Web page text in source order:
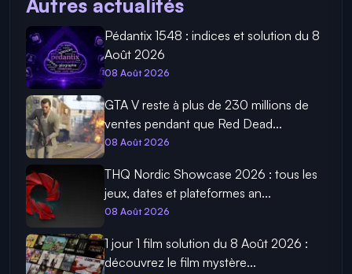
Autres actualités
Pédantix 1548 : indices et solution du 8
Août 2026
08 Août 2026
GTA V reste à plus de 230 millions de
ventes pendant que Red Dead...
08 Août 2026
THQ Nordic Showcase 2026 : tous les
jeux, dates et plateformes an...
08 Août 2026
1 jour 1 film solution du 8 Août 2026 :
découvrez le film mystère...